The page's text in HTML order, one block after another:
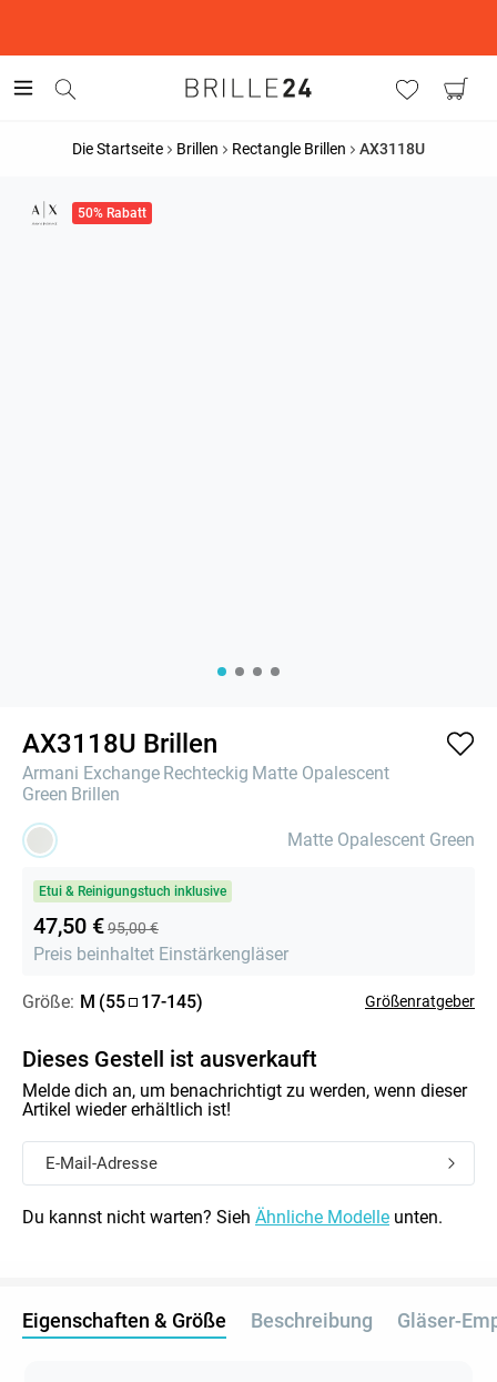
Die Startseite Brillen Rectangle Brillen AX3118U
50% Rabatt
AX3118U Brillen
Armani Exchange Rechteckig Matte Opalescent
Green Brillen
Matte Opalescent Green
Etui & Reinigungstuch inklusive
47,50 €95,00 €
Preis beinhaltet Einstärkengläser
Größe: M (55 17-145) Größenratgeber
Dieses Gestell ist ausverkauft
Melde dich an, um benachrichtigt zu werden, wenn dieser
Artikel wieder erhältlich ist!
Du kannst nicht warten? Sieh Ähnliche Modelle unten.
Eigenschaften & Größe Beschreibung Gläser-